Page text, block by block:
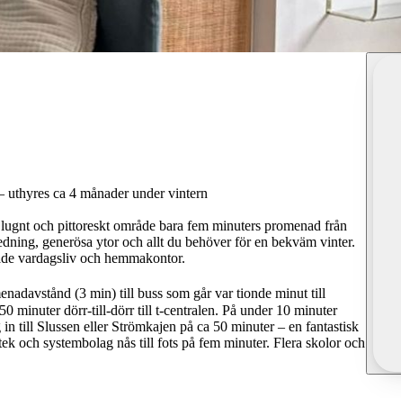
ca 4 månader under vintern
och pittoreskt område bara fem minuters promenad från
generösa ytor och allt du behöver för en bekväm vinter.
vardagsliv och hemmakontor.
(3 min) till buss som går var tionde minut till
minuter dörr-till-dörr till t-centralen. På under 10 minuter
till Slussen eller Strömkajen på ca 50 minuter – en fantastisk
och systembolag nås till fots på fem minuter. Flera skolor och